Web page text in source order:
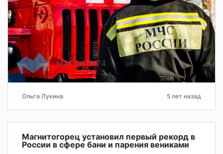
Ольга Лукина 5 лет назад
Магнитогорец установил первый рекорд в
России в сфере бани и парения вениками